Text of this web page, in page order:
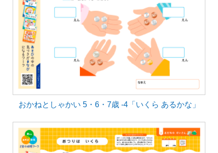
おかねとしゃかい 5・6・7歳 -4「いくら あるかな」